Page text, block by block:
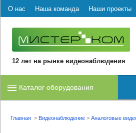
О нас Наша команда Наши проекты
12 лет на рынке видеонаблюдения
Каталог оборудования
Главная > Видеонаблюдение > Аналоговые